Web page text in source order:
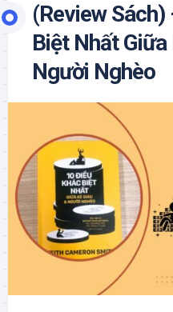
(Review
Biệt Nhất Giữa
Người Nghèo